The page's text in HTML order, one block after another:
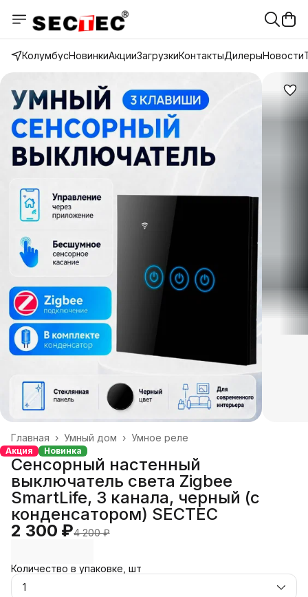
КолумбусНовинкиАкцииЗагрузкиКонтактыДилерыНовости
Умное реле
Умный дом ›
Главная ›
Акция Новинка
Сенсорный настенный
выключатель света Zigbee
SmartLife, 3 канала, черный (с
конденсатором) SECTEC
2 300 ₽4 200 ₽
Количество в упаковке, шт
1